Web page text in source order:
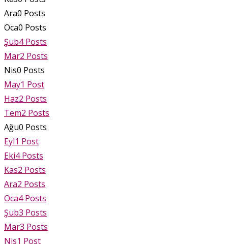
Ara0 Posts
Oca0 Posts
Şub4 Posts
Mar2 Posts
Nis0 Posts
May1 Post
Haz2 Posts
Tem2 Posts
Ağu0 Posts
Eyl1 Post
Eki4 Posts
Kas2 Posts
Ara2 Posts
Oca4 Posts
Şub3 Posts
Mar3 Posts
Nis1 Post